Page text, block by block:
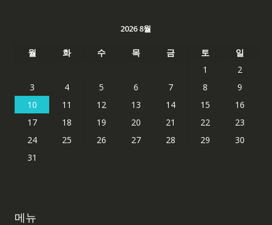
2026 8월
월 화 수 목 금 토
일
1
2
3
4 5 6 7 8
9
10
11 12 13 14 15
16
17
18 19 20 21 22
23
24
25 26 27 28 29
30
31
메뉴